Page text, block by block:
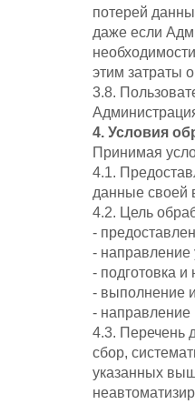
потерей
даже если
этим затраты
3.8.
4. Условия
Принимая
4.1.
данные своей
4.2. Цель
-
- направление
- подготовка
- выполнение
- направление
4.3. Перечень
сбор,
указанных